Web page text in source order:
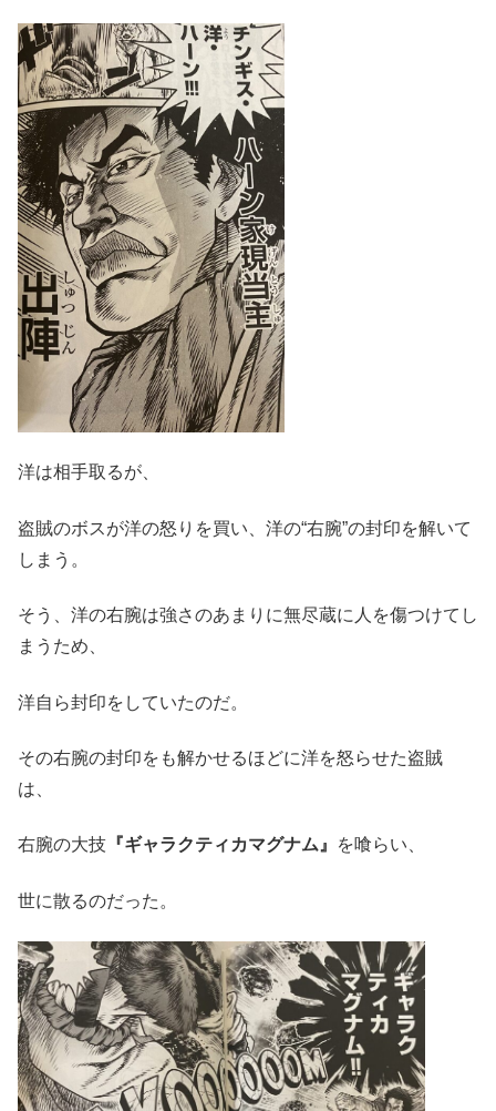
洋は相手取るが、
盗賊のボスが洋の怒りを買い、洋の“右腕”の封印を解いて
しまう。
そう、洋の右腕は強さのあまりに無尽蔵に人を傷つけてし
まうため、
洋自ら封印をしていたのだ。
その右腕の封印をも解かせるほどに洋を怒らせた盗賊
は、
右腕の大技 『ギャラクティカマグナム』 を喰らい、
世に散るのだった。